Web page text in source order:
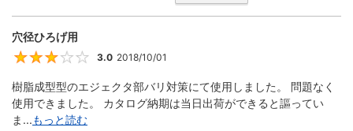
穴径ひろげ用
3.0 2018/10/01
樹脂成型型のエジェクタ部バリ対策にて使用しました。 問題なく
使用できました。 カタログ納期は当日出荷ができると謳ってい
ま...もっと読む